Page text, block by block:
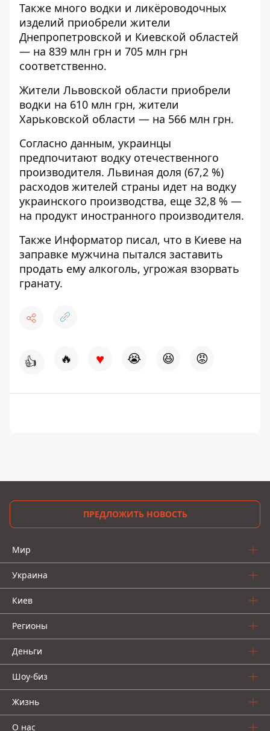
Также много водки и ликёроводочных
изделий приобрели жители
Днепропетровской и Киевской областей
— на 839 млн грн и 705 млн грн
соответственно.
Жители Львовской области приобрели
водки на 610 млн грн, жители
Харьковской области — на 566 млн грн.
Согласно данным, украинцы
предпочитают водку отечественного
производителя. Львиная доля (67,2 %)
расходов жителей страны идет на водку
украинского производства, еще 32,8 % —
на продукт иностранного производителя.
Также Информатор писал, что в Киеве на
заправке мужчина пытался заставить
продать ему алкоголь, угрожая взорвать
гранату.
👍 🔥 ♥ 😭 😆 😡
ПРЕДЛОЖИТЬ НОВОСТЬ
Мир
Украина
Киев
Регионы
Деньги
Шоу-биз
Жизнь
О нас